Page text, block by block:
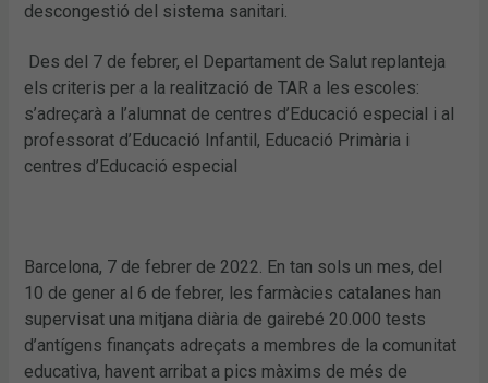
descongestió del sistema sanitari.
Des del 7 de febrer, el Departament de Salut replanteja
els criteris per a la realització de TAR a les escoles:
s’adreçarà a l’alumnat de centres d’Educació especial i al
professorat d’Educació Infantil, Educació Primària i
centres d’Educació especial
Barcelona, 7 de febrer de 2022. En tan sols un mes, del
10 de gener al 6 de febrer, les farmàcies catalanes han
supervisat una mitjana diària de gairebé 20.000 tests
d’antígens finançats adreçats a membres de la comunitat
educativa, havent arribat a pics màxims de més de